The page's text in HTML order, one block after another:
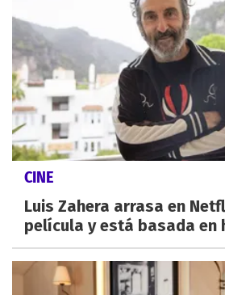
CINE
Luis Zahera arrasa en
película y está basada en